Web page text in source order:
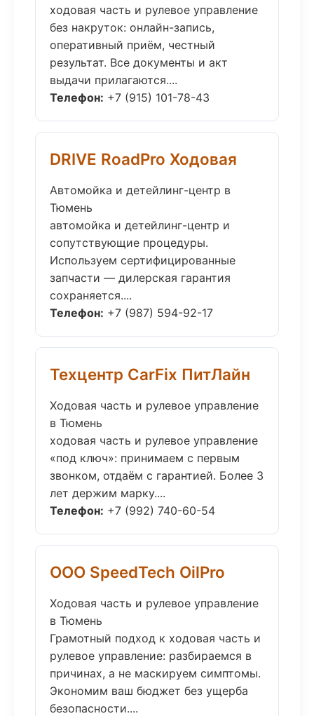
ходовая часть и рулевое управление
без накруток: онлайн-запись,
оперативный приём, честный
результат. Все документы и акт
выдачи прилагаются....
Телефон: +7 (915) 101-78-43
DRIVE RoadPro Ходовая
Автомойка и детейлинг-центр в
Тюмень
автомойка и детейлинг-центр и
сопутствующие процедуры.
Используем сертифицированные
запчасти — дилерская гарантия
сохраняется....
Телефон: +7 (987) 594-92-17
Техцентр CarFix ПитЛайн
Ходовая часть и рулевое управление
в Тюмень
ходовая часть и рулевое управление
«под ключ»: принимаем с первым
звонком, отдаём с гарантией. Более 3
лет держим марку....
Телефон: +7 (992) 740-60-54
ООО SpeedTech OilPro
Ходовая часть и рулевое управление
в Тюмень
Грамотный подход к ходовая часть и
рулевое управление: разбираемся в
причинах, а не маскируем симптомы.
Экономим ваш бюджет без ущерба
безопасности....